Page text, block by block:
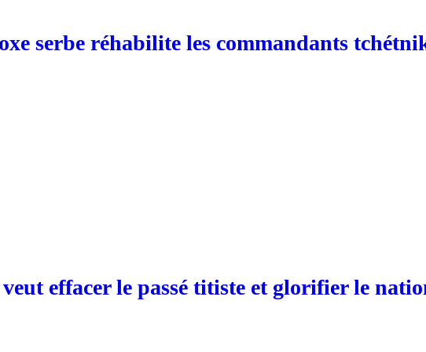
serbe réhabilite les commandants
effacer le passé titiste et glorifier le